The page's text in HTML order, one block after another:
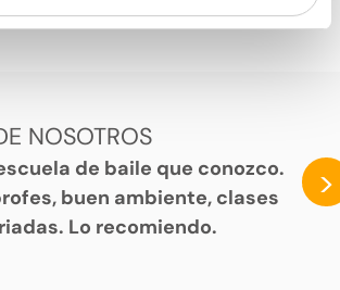
NOSOTROS
de baile que conozco.
buen ambiente, clases
Lo recomiendo.
>